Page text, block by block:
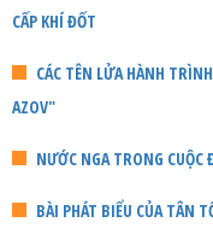
CẤP KHÍ ĐỐT
CÁC TÊN LỬA HÀNH
AZOV"
NƯỚC NGA TRONG
BÀI PHÁT BIỂU CỦA TÂN